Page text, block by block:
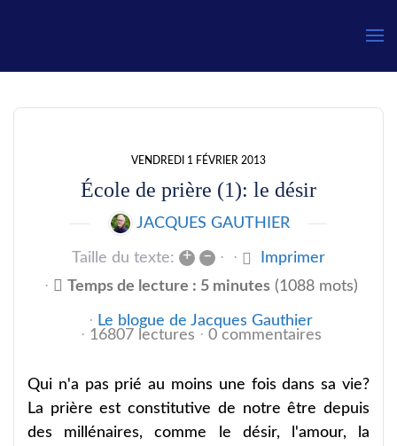
VENDREDI 1 FÉVRIER 2013
École de prière (1): le désir
JACQUES GAUTHIER
Taille du texte: + –
Imprimer
Temps de lecture : 5 minutes (1088 mots)
Le blogue de Jacques Gauthier
16807 lectures
0 commentaires
Qui n'a pas prié au moins une fois dans sa vie?
La prière est constitutive de notre être depuis
des millénaires, comme le désir, l'amour, la